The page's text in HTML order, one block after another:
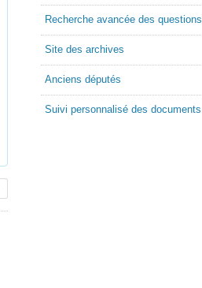
Recherche avancée des questions
Site des archives
Anciens députés
Suivi personnalisé des documents